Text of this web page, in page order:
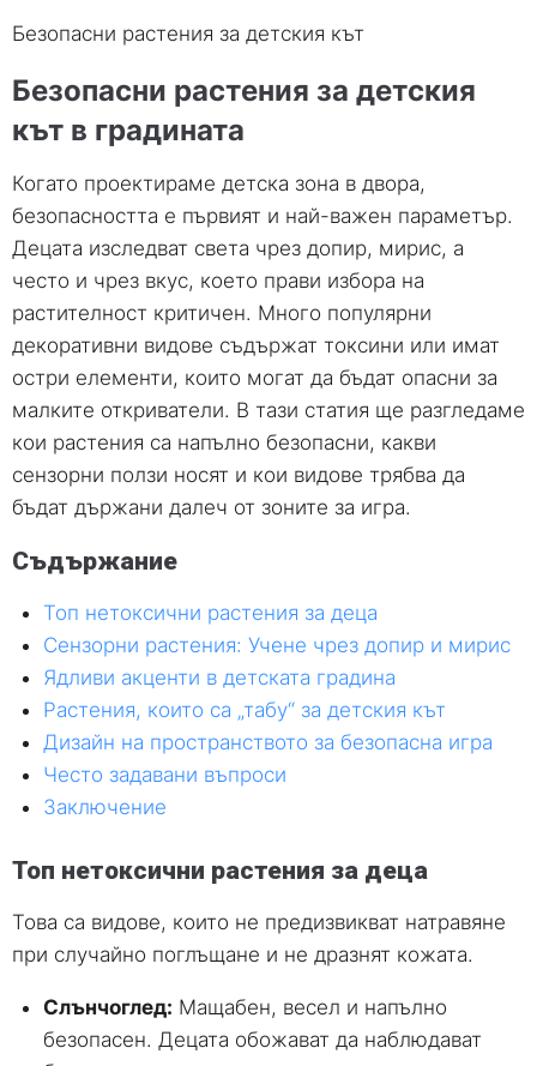
Безопасни растения за детския кът
Безопасни растения за детския
кът в градината
Когато проектираме детска зона в двора,
безопасността е първият и най-важен параметър.
Децата изследват света чрез допир, мирис, а
често и чрез вкус, което прави избора на
растителност критичен. Много популярни
декоративни видове съдържат токсини или имат
остри елементи, които могат да бъдат опасни за
малките откриватели. В тази статия ще разгледаме
кои растения са напълно безопасни, какви
сензорни ползи носят и кои видове трябва да
бъдат държани далеч от зоните за игра.
Съдържание
Топ нетоксични растения за деца
Сензорни растения: Учене чрез допир и мирис
Ядливи акценти в детската градина
Растения, които са „табу“ за детския кът
Дизайн на пространството за безопасна игра
Често задавани въпроси
Заключение
Топ нетоксични растения за деца
Това са видове, които не предизвикват натравяне
при случайно поглъщане и не дразнят кожата.
Слънчоглед: Мащабен, весел и напълно
безопасен. Децата обожават да наблюдават